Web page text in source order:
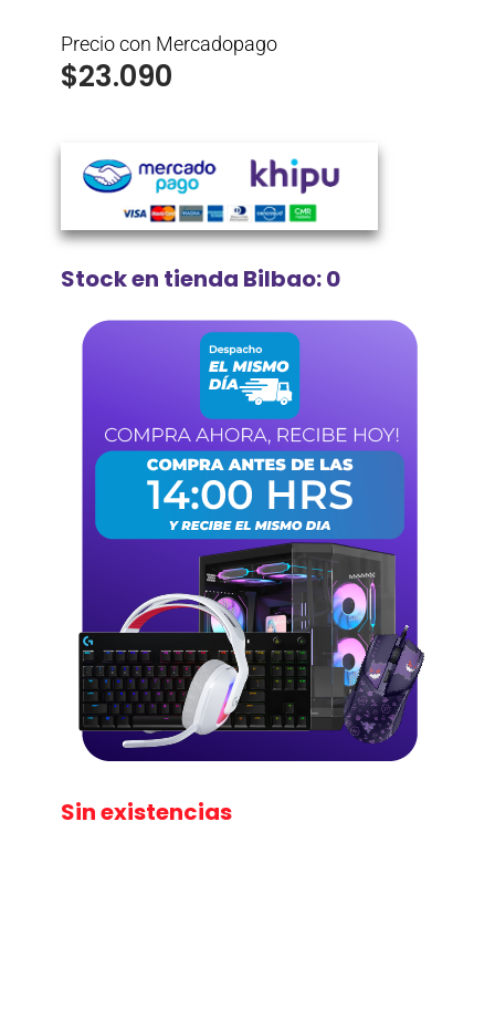
Precio con Mercadopago
$23.090
Stock en tienda Bilbao: 0
Sin existencias